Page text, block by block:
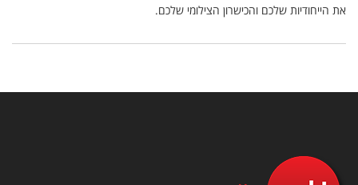
את הייחודיות שלכם והכישרון הצילומי שלכם.